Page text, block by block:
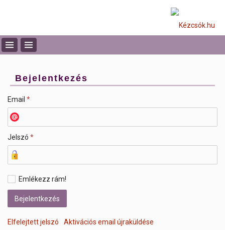
Bejelentkezés
Email *
Jelszó *
Emlékezz rám!
Elfelejtett jelszó Aktivációs email újraküldése